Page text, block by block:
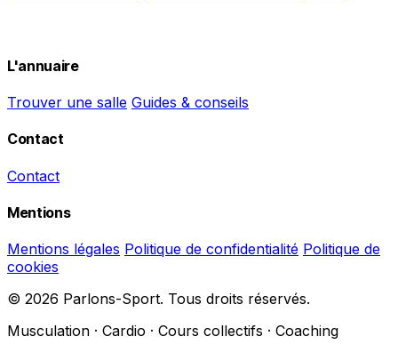
L'annuaire
Trouver une salle Guides & conseils
Contact
Contact
Mentions
Mentions légales Politique de confidentialité Politique de
cookies
© 2026 Parlons-Sport. Tous droits réservés.
Musculation · Cardio · Cours collectifs · Coaching